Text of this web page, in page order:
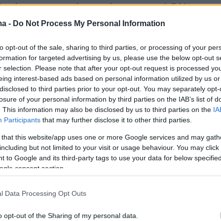
- Do Not Process My Personal Information
opt-out of the sale, sharing to third parties, or processing of your
for targeted advertising by us, please use the below opt-out
selection. Please note that after your opt-out request is processed
interest-based ads based on personal information utilized by us
to third parties prior to your opt-out. You may separately
of your personal information by third parties on the IAB’s list of
This information may also be disclosed by us to third parties on the
Participants that may further disclose it to other third parties.
that this website/app uses one or more Google services and may
but not limited to your visit or usage behaviour. You may
to Google and its third-party tags to use your data for below
consent section.
Data Processing Opt Outs
opt-out of the Sharing of my personal data.
, στην οποία κατείχε ποσοστό 50%.
από το 1996 παραδόθηκε σε εταιρεία για
100% της εταιρείας ORA Consulting
ΙΚΕ που συστάθηκε το 2023. Εκτός από το
μία πιστωτική κάρτα της Εθνικής
ουσιαστικά υπόλοιπο.